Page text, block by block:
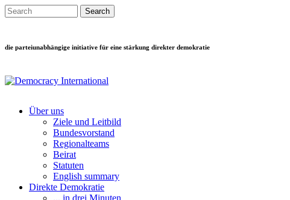
Direkt zum Inhalt
Search this site
die parteiunabhängige initiative für eine stärkung direkter demokratie
Main menu
Über uns
Ziele und Leitbild
Bundesvorstand
Regionalteams
Beirat
Statuten
English summary
Direkte Demokratie
... in drei Minuten